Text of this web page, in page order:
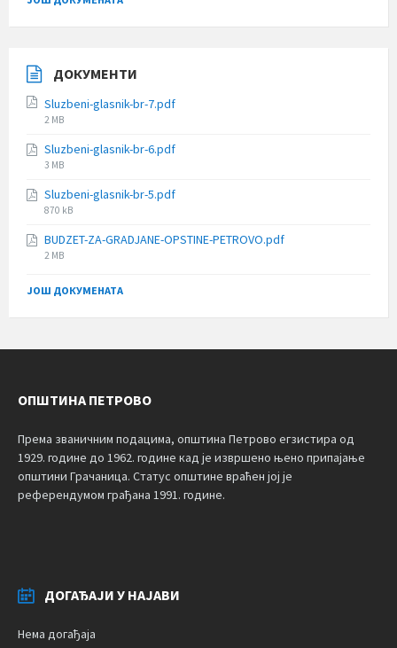
ДОКУМЕНТИ
Sluzbeni-glasnik-br-7.pdf
File
2 MB
Sluzbeni-glasnik-br-6.pdf
File
3 MB
Sluzbeni-glasnik-br-5.pdf
File
870 kB
BUDZET-ZA-GRADJANE-OPSTINE-PETROVO.pdf
File
2 MB
ЈОШ ДОКУМЕНАТА
ОПШТИНА ПЕТРОВО
Према званичним подацима, општина Петрово егзистира од
1929. године до 1962. године кад је извршено њено припајање
општини Грачаница. Статус општине враћен јој је
референдумом грађана 1991. године.
ДОГАЂАЈИ У НАЈАВИ
Нема догађаја